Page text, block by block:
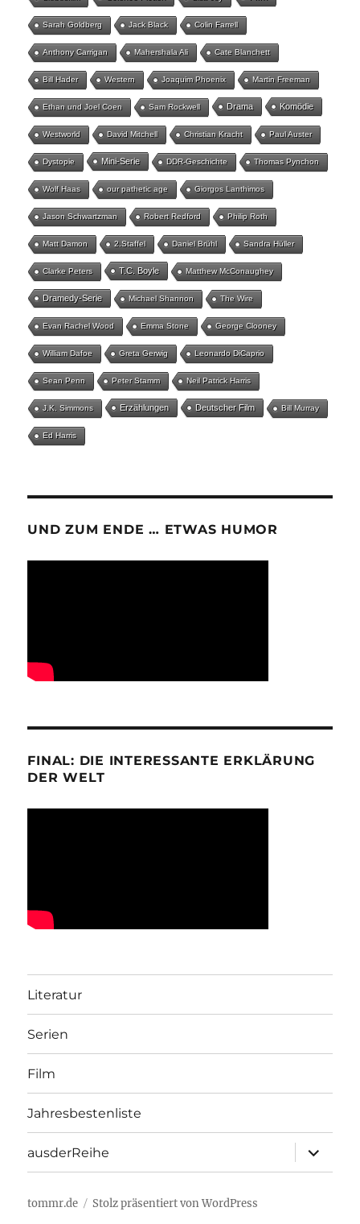
Sarah Goldberg Jack Black Colin Farrell
Anthony Carrigan Mahershala Ali Cate Blanchett
Bill Hader Western Joaquim Phoenix Martin Freeman
Ethan und Joel Coen Sam Rockwell Drama Komödie
Westworld David Mitchell Christian Kracht Paul Auster
Dystopie Mini-Serie DDR-Geschichte Thomas Pynchon
Wolf Haas our pathetic age Giorgos Lanthimos
Jason Schwartzman Robert Redford Philip Roth
Matt Damon 2.Staffel Daniel Brühl Sandra Hüller
Clarke Peters T.C. Boyle Matthew McConaughey
Dramedy-Serie Michael Shannon The Wire
Evan Rachel Wood Emma Stone George Clooney
William Dafoe Greta Gerwig Leonardo DiCaprio
Sean Penn Peter Stamm Neil Patrick Harris
J.K. Simmons Erzählungen Deutscher Film Bill Murray
Ed Harris
UND ZUM ENDE … ETWAS HUMOR
FINAL: DIE INTERESSANTE ERKLÄRUNG
DER WELT
Literatur
Serien
Film
Jahresbestenliste
ausderReihe
öffnen
tommr.de Stolz präsentiert von WordPress